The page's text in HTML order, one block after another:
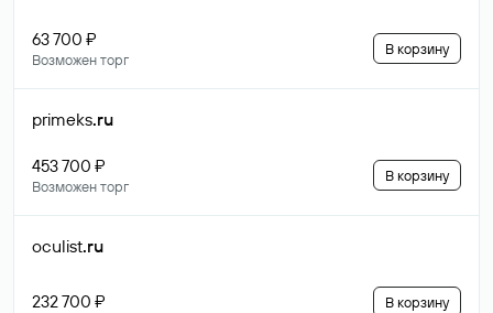
63 700 ₽
Возможен торг
В корзину
primeks.ru
453 700 ₽
Возможен торг
В корзину
oculist.ru
232 700 ₽ В корзину